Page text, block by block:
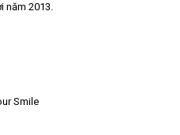
năm 2013.
Smile